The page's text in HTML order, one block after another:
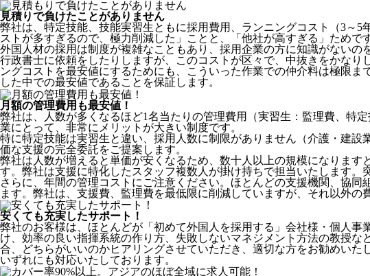
見積りで負けたことがありません
弊社は、特定技能、技能実習生ともに採用費用、ランニングコスト（3～5
ストが多すぎるので、極力削減した」ことと、
「他社が高すぎる」 ためで
外国人材の採用は制度が複雑なこともあり、採用企業の方に知識がない
行政書士に依頼をしたりしますが、このコストが区々で、中抜きをかな
ングコストを最安値にするためにも、こういった作業での仲介料は極限ま
した中での最安値であることを保証します。
月額の管理費用も最安値！
弊社は、
人数が多くなるほど1名当たりの管理費用（実習生：監理費、特
業にとって、非常にメリットが大きい制度です。
特に特定技能は実習生と違い、採用人数に制限がありません（介護・建
価な支援の完全委託をご提案します。
弊社は人数が増えると単価が安くなるため、数十人以上の規模になりま
す。弊社は支援に特化したスタッフ複数人が掛け持ちで担当いたします
さらに、年間の管理コストにご注意ください。ほとんどの支援機関、協
ます。弊社は、支援費、監理費を最低限に削減していますが、それ以外
安くても充実したサポート！
弊社のお客様は、ほとんどが 「初めて外国人を採用する」 会社様・個人事
け、効率の良い指揮系統の作り方、失敗しないマネジメント方法の教授など
合、どちらがいいのかヒアリングさせていただき、適切な方をお勧めい
いずれにも対応いたしております。